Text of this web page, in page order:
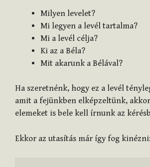
Milyen levelet?
Mi legyen a levél tartalma?
Mi a levél célja?
Ki az a Béla?
Mit akarunk a Bélával?
Ha szeretnénk, hogy ez a levél
amit a fejünkben elképzeltünk,
elemeket is bele kell írnunk az
Ekkor az utasítás már így fog kinézni: